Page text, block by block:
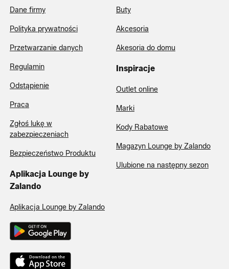
Dane firmy
Polityka prywatności
Przetwarzanie danych
Regulamin
Odstąpienie
Praca
Zgłoś lukę w
zabezpieczeniach
Bezpieczeństwo Produktu
Aplikacja Lounge by
Zalando
Aplikacja Lounge by Zalando
Buty
Akcesoria
Akesoria do domu
Inspiracje
Outlet online
Marki
Kody Rabatowe
Magazyn Lounge by Zalando
Ulubione na następny sezon